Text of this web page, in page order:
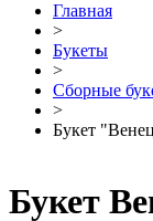
Главная
>
Букеты
>
Сборные
>
Букет
Букет